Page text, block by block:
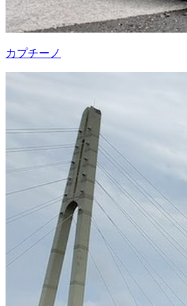
カプチーノ